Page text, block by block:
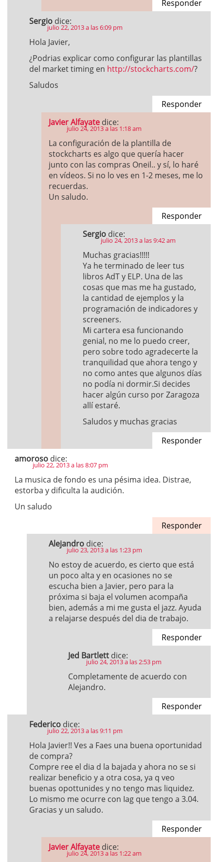
Responder
Sergio dice:
julio 22, 2013 a las 6:09 pm
Hola Javier,
¿Podrias explicar como configurar las plantillas
del market timing en http://stockcharts.com/?
Saludos
Responder
Javier Alfayate dice:
julio 24, 2013 a las 1:18 am
La configuración de la plantilla de
stockcharts es algo que quería hacer
junto con las compras Oneil.. y sí, lo haré
en vídeos. Si no lo ves en 1-2 meses, me lo
recuerdas.
Un saludo.
Responder
Sergio dice:
julio 24, 2013 a las 9:42 am
Muchas gracias!!!!!
Ya he terminado de leer tus
libros AdT y ELP. Una de las
cosas que mas me ha gustado,
la cantidad de ejemplos y la
programación de indicadores y
screeners.
Mi cartera esa funcionando
genial, no me lo puedo creer,
pero sobre todo agradecerte la
tranquilidad que ahora tengo y
no como antes que algunos días
no podía ni dormir.Si decides
hacer algún curso por Zaragoza
allí estaré.
Saludos y muchas gracias
Responder
amoroso dice:
julio 22, 2013 a las 8:07 pm
La musica de fondo es una pésima idea. Distrae,
estorba y dificulta la audición.
Un saludo
Responder
Alejandro dice:
julio 23, 2013 a las 1:23 pm
No estoy de acuerdo, es cierto que está
un poco alta y en ocasiones no se
escucha bien a Javier, pero para la
próxima si baja el volumen acompaña
bien, además a mi me gusta el jazz. Ayuda
a relajarse después del dia de trabajo.
Responder
Jed Bartlett dice:
julio 24, 2013 a las 2:53 pm
Completamente de acuerdo con
Alejandro.
Responder
Federico dice:
julio 22, 2013 a las 9:11 pm
Hola Javier!! Ves a Faes una buena oportunidad
de compra?
Compre ree el dia d la bajada y ahora no se si
realizar beneficio y a otra cosa, ya q veo
buenas opottunides y no tengo mas liquidez.
Lo mismo me ocurre con Iag que tengo a 3.04.
Gracias y un saludo.
Responder
Javier Alfayate dice:
julio 24, 2013 a las 1:22 am